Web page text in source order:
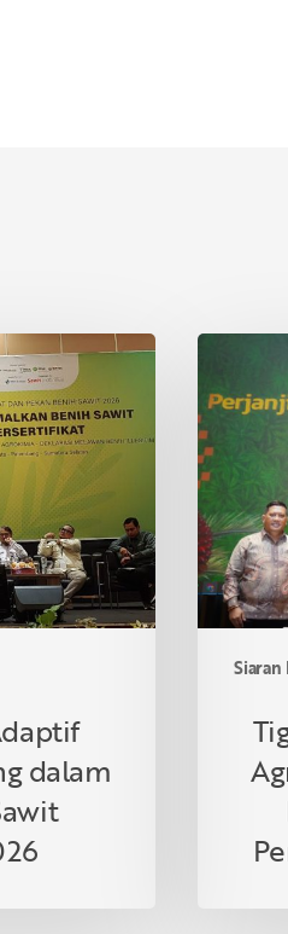
dalam
Siaran
Mitra
Asian
Agri
di
Riau
Kerja
Sama
Peremajaan